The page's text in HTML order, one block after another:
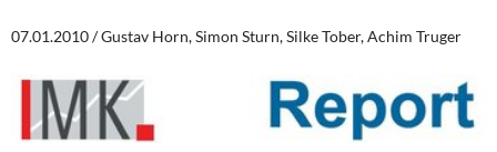
Öffentliche Infrastruktur und Daseinsvorsorge
07.01.2010 / Gustav Horn, Simon Sturn, Silke Tober, Achim Truger